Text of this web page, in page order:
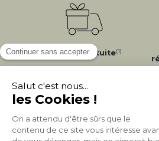
LivraisonGratuite(1)
Expéditionen